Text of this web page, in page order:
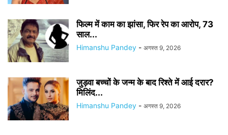
फिल्म में काम का झांसा, फिर रेप का आरोप, 73
साल...
Himanshu Pandey - अगस्त 9, 2026
जुड़वा बच्चों के जन्म के बाद रिश्ते में आई दरार?
मिलिंद...
Himanshu Pandey - अगस्त 9, 2026